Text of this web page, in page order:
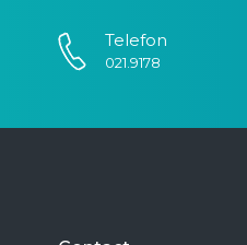
Telefon
021.9178